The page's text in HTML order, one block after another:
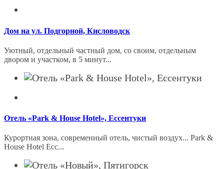
Дом на ул. Подгорной, Кисловодск
Уютный, отдельный частный дом, со своим, отдельным
двором и участком, в 5 минут...
Отель «Park & House Hotel», Ессентуки
Курортная зона, современный отель, чистый воздух... Park &
House Hotel Есс...